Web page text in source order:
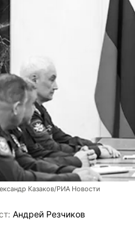
Казаков/РИА Новости
Андрей Резчиков